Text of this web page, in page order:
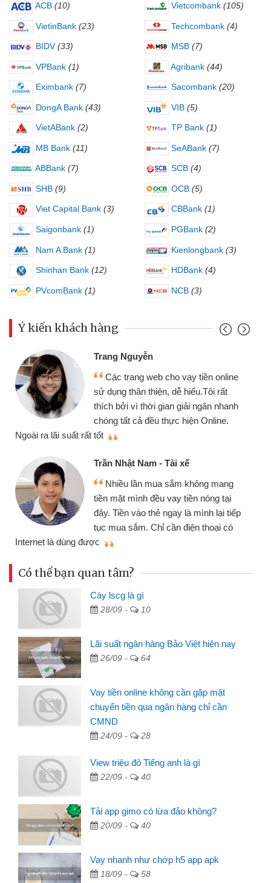
ACB (10) Vietcombank (105)
VietinBank (23) Techcombank (4)
BIDV (33) MSB (7)
VPBank (1) Agribank (44)
Eximbank (7) Sacombank (20)
DongA Bank (43) VIB (5)
VietABank (2) TP Bank (1)
MB Bank (11) SeABank (7)
ABBank (7) SCB (4)
SHB (9) OCB (5)
Viet Capital Bank (3) CBBank (1)
Saigonbank (1) PGBank (2)
Nam A Bank (1) Kienlongbank (3)
Shinhan Bank (12) HDBank (4)
PVcomBank (1) NCB (3)
Ý kiến khách hàng
Trang Nguyễn
Các trang web cho vay tiền online
sử dụng thân thiện, dễ hiểu.Tôi rất
thích bởi vì thời gian giải ngân nhanh
chóng tất cả đều thực hiện Online.
Ngoài ra lãi suất rất tốt
Trần Nhật Nam - Tài xế
Nhiều lần mua sắm không mang
tiền mặt mình đều vay tiền nóng tại
đây. Tiền vào thẻ ngay là mình lại tiếp
tục mua sắm. Chỉ cần điện thoại có
Internet là dùng được
Có thể bạn quan tâm?
Cày lscg là gì
28/09 - 10
Lãi suất ngân hàng Bảo Việt hiện nay
26/09 - 64
Vay tiền online không cần gặp mặt
chuyển tiền qua ngân hàng chỉ cần
CMND
24/09 - 28
View triệu đô Tiếng anh là gì
22/09 - 40
Tải app gimo có lừa đảo không?
20/09 - 40
Vay nhanh như chớp h5 app apk
18/09 - 58